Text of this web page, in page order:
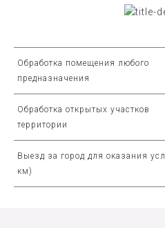
Обработка помещения любого
предназначения
Обработка открытых участков
территории
Выезд за город для оказания
км)